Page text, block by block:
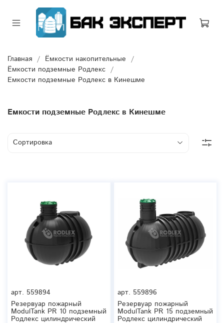
Главная
Ёмкости накопительные
Ёмкости подземные Родлекс
Емкости подземные Родлекс в Кинешме
Емкости подземные Родлекс в Кинешме
арт. 559894
Резервуар пожарный
ModulTank PR 10 подземный
Родлекс цилиндрический
арт. 559896
Резервуар пожарный
ModulTank PR 15 подземный
Родлекс цилиндрический